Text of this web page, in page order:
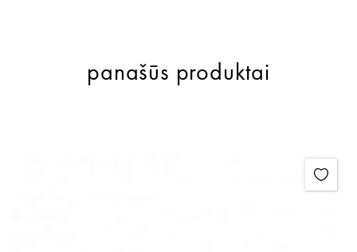
panašūs produktai